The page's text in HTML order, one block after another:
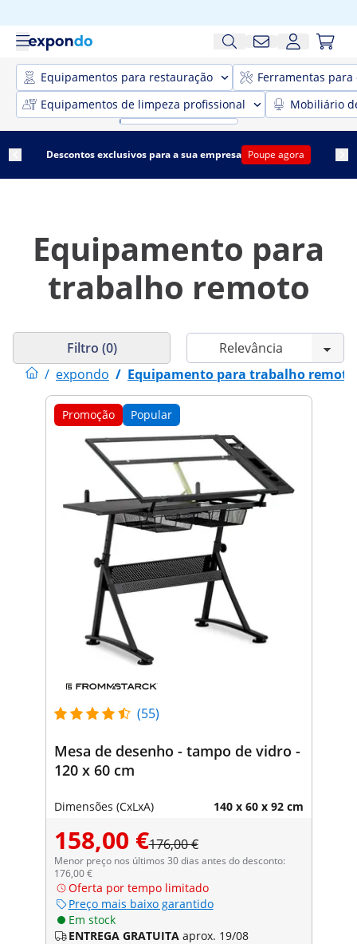
Equipamentos para restauração
Ferramentas para
Equipamentos de limpeza profissional
Mobiliário
Descontos exclusivos para a sua empresa Poupe agora
Equipamento para
trabalho remoto
/ expondo / Equipamento para trabalho remoto
Filtro (0)
Promoção Popular
(55)
Mesa de desenho - tampo de vidro -
120 x 60 cm
Dimensões (CxLxA) 140 x 60 x 92 cm
158,00 €176,00 €
Menor preço nos últimos 30 dias antes do desconto:
176,00 €
Oferta por tempo limitado
Preço mais baixo garantido
Em stock
ENTREGA GRATUITA aprox. 19/08